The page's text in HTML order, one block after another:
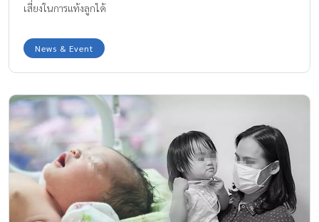
เสี่ยงในการแท้งลูกได้
News & Event